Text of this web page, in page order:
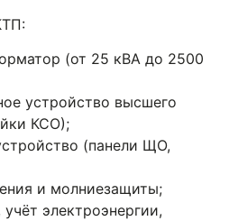
(от 25 кВА до 2500
устройство высшего
КСО);
(панели ЩО,
и молниезащиты;
электроэнергии,